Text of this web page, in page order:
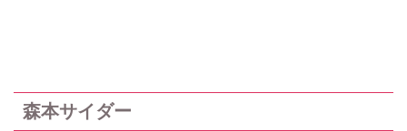
森本サイダー